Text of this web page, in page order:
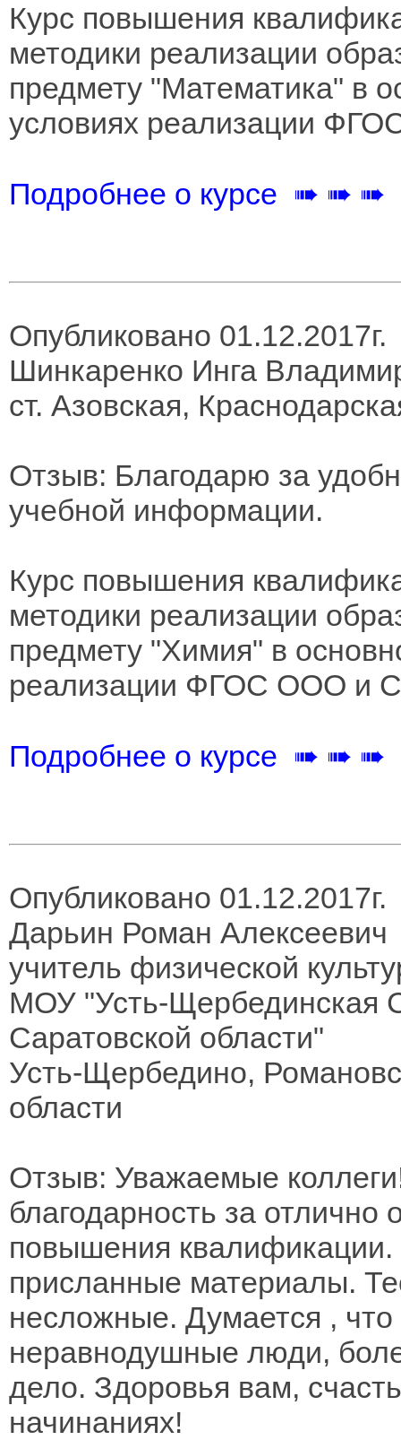
Курс повышения
методики реализации
предмету "Математика" в
условиях реализации
Подробнее о курсе ➠ ➠ ➠
Опубликовано 01.12.2017г.
Шинкаренко Инга
ст. Азовская,
Отзыв: Благодарю за
учебной информации.
Курс повышения
методики реализации
предмету "Химия" в
реализации ФГОС ООО и
Подробнее о курсе ➠ ➠ ➠
Опубликовано 01.12.2017г.
Дарьин Роман Алексеевич
учитель физической
МОУ "Усть-Щербединская
Саратовской области"
Усть-Щербедино,
области
Отзыв: Уважаемые
благодарность за отлично
повышения
присланные материалы.
несложные. Думается ,
неравнодушные люди,
дело. Здоровья вам,
начинаниях!